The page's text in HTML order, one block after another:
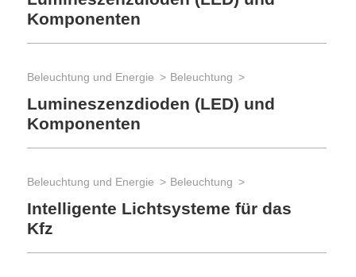
Komponenten
Beleuchtung und Energie Beleuchtung
Lumineszenzdioden (LED) und
Komponenten
Beleuchtung und Energie Beleuchtung
Intelligente Lichtsysteme für das
Kfz